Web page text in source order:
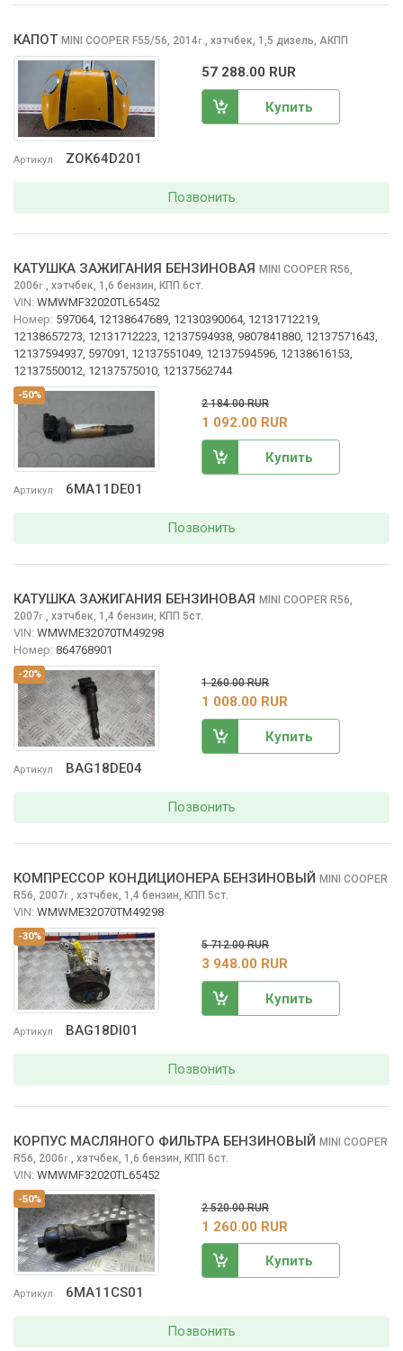
Артикул ZOK64D201
КАПОТ MINI COOPER F55/56, 2014г., хэтчбек, 1,5 дизель, АКПП
57 288.00 RUR
Купить
Позвонить
-50%
Артикул 6MA11DE01
КАТУШКА ЗАЖИГАНИЯ БЕНЗИНОВАЯ MINI COOPER R56,
2006г., хэтчбек, 1,6 бензин, КПП 6ст.
VIN: WMWMF32020TL65452
Номер: 597064, 12138647689, 12130390064, 12131712219,
12138657273, 12131712223, 12137594938, 9807841880, 12137571643,
12137594937, 597091, 12137551049, 12137594596, 12138616153,
12137550012, 12137575010, 12137562744
2 184.00 RUR
1 092.00 RUR
Купить
Позвонить
-20%
Артикул BAG18DE04
КАТУШКА ЗАЖИГАНИЯ БЕНЗИНОВАЯ MINI COOPER R56,
2007г., хэтчбек, 1,4 бензин, КПП 5ст.
VIN: WMWME32070TM49298
Номер: 864768901
1 260.00 RUR
1 008.00 RUR
Купить
Позвонить
-30%
Артикул BAG18DI01
КОМПРЕССОР КОНДИЦИОНЕРА БЕНЗИНОВЫЙ MINI COOPER
R56, 2007г., хэтчбек, 1,4 бензин, КПП 5ст.
VIN: WMWME32070TM49298
5 712.00 RUR
3 948.00 RUR
Купить
Позвонить
-50%
Артикул 6MA11CS01
КОРПУС МАСЛЯНОГО ФИЛЬТРА БЕНЗИНОВЫЙ MINI COOPER
R56, 2006г. хэтчбек, 1,6 бензин, КПП 6ст.
VIN: WMWMF32020TL65452
2 520.00 RUR
1 260.00 RUR
Купить
Позвонить